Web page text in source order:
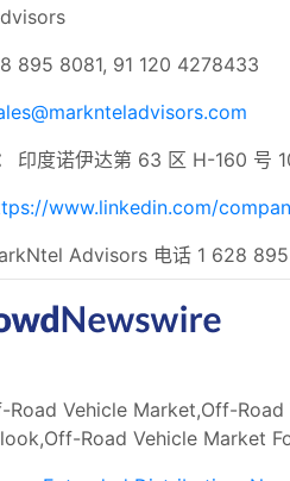
895 8081, 91 120 4278433
印度诺伊达第 63 区 H-160 号
www.linkedin.com/
Advisors 电话 1 628
Road Vehicle Market,Off-
Road Vehicle Market